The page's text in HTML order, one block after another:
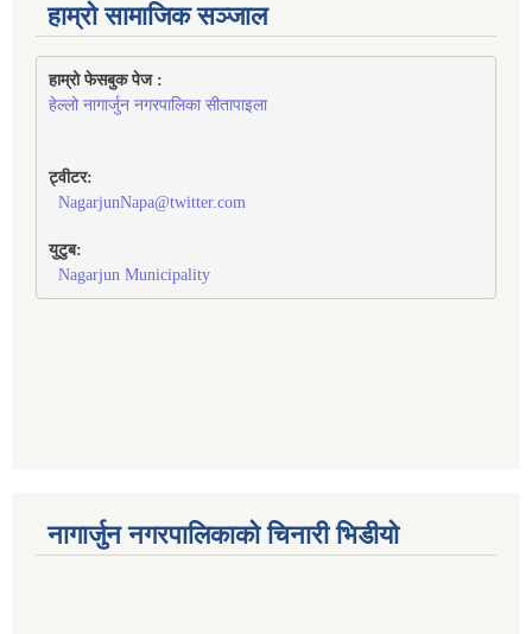
हाम्रो सामाजिक सञ्जाल
हाम्रो फेसबुक पेज :
हेल्लो नागार्जुन नगरपालिका सीतापाइला
ट्वीटर:
NagarjunNapa@twitter.com
युटुब:
Nagarjun Municipality
नागार्जुन नगरपालिकाको चिनारी भिडीयो